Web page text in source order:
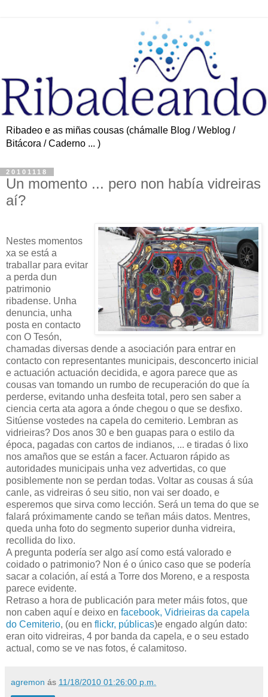
Ribadeo e as miñas cousas (chámalle Blog / Weblog /
Bitácora / Caderno ... )
20101118
Un momento ... pero non había vidreiras
aí?
Nestes momentos
xa se está a
traballar para evitar
a perda dun
patrimonio
ribadense. Unha
denuncia, unha
posta en contacto
con O Tesón,
chamadas diversas dende a asociación para entrar en
contacto con representantes municipais, desconcerto inicial
e actuación actuación decidida, e agora parece que as
cousas van tomando un rumbo de recuperación do que ía
perderse, evitando unha desfeita total, pero sen saber a
ciencia certa ata agora a ónde chegou o que se desfixo.
Sitúense vostedes na capela do cemiterio. Lembran as
vidrieiras? Dos anos 30 e ben guapas para o estilo da
época, pagadas con cartos de indianos, ... e tiradas ó lixo
nos amaños que se están a facer. Actuaron rápido as
autoridades municipais unha vez advertidas, co que
posiblemente non se perdan todas. Voltar as cousas á súa
canle, as vidreiras ó seu sitio, non vai ser doado, e
esperemos que sirva como lección. Será un tema do que se
falará próximamente cando se teñan máis datos. Mentres,
queda unha foto do segmento superior dunha vidreira,
recollida do lixo.
A pregunta podería ser algo así como está valorado e
coidado o patrimonio? Non é o único caso que se podería
sacar a colación, aí está a Torre dos Moreno, e a resposta
parece evidente.
Retraso a hora de publicación para meter máis fotos, que
non caben aquí e deixo en facebook, Vidrieiras da capela
do Cemiterio, (ou en flickr, públicas)e engado algún dato:
eran oito vidreiras, 4 por banda da capela, e o seu estado
actual, como se ve nas fotos, é calamitoso.
agremon ás 11/18/2010 01:26:00 p.m.